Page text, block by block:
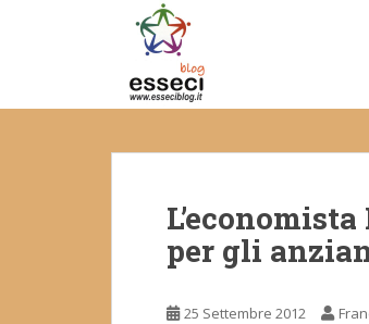
t
per gli
25 Settembre 2012